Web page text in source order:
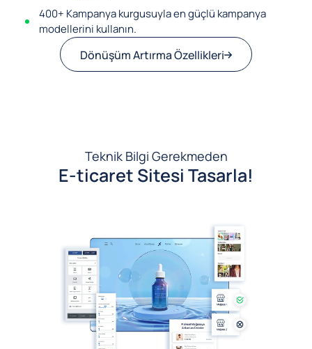
400+ Kampanya kurgusuyla en güçlü kampanya
modellerini kullanın.
Dönüşüm Artırma Özellikleri
Teknik Bilgi Gerekmeden
E-ticaret Sitesi Tasarla!